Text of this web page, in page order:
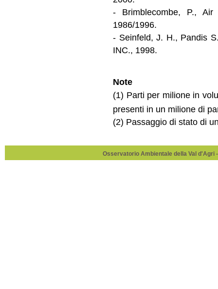
- Brimblecombe, P., Air
1986/1996.
- Seinfeld, J. H., Pandis
INC., 1998.
Note
(1) Parti per milione in
presenti in un milione di
(2) Passaggio di stato di
Osservatorio Ambientale della Val d'Agri